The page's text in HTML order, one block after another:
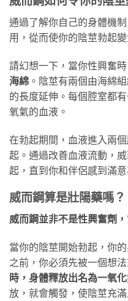
通過了解你自己的身體機
用，從而使你的陰莖勃起變
請幻想一下，當你性興奮時
海綿 。陰莖有兩個由海綿
的長度延伸。每個腔室都
氧氣的血液。
在勃起期間，血液進入兩
起。通過改善血液流動，
起，直到你和伴侶感到滿意
威而鋼算是壯陽藥嗎？
威而鋼並非不是性興奮劑
當你的陰莖開始勃起，你
之前，你必須先被一個想
時，身體釋放出名為一氧
放，就會觸發，使陰莖充